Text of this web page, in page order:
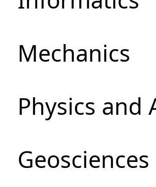
Mechanics
Physics and
Geosciences